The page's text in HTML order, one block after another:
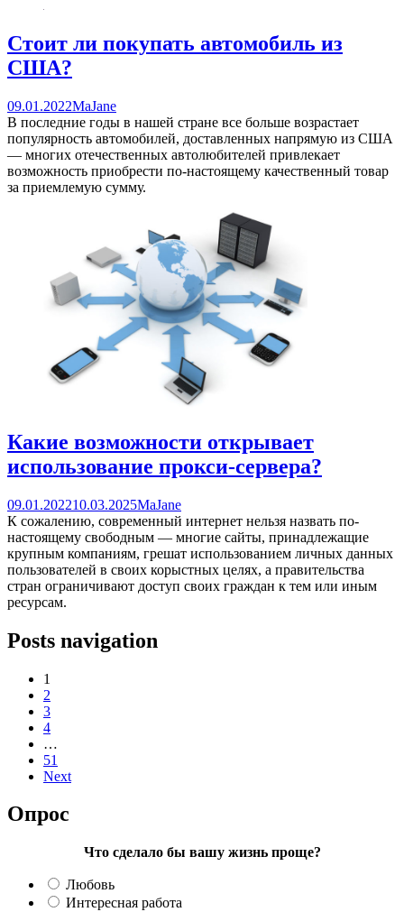
Стоит ли покупать автомобиль из
США?
09.01.2022MaJane
В последние годы в нашей стране все больше возрастает
популярность автомобилей, доставленных напрямую из США
— многих отечественных автолюбителей привлекает
возможность приобрести по-настоящему качественный товар
за приемлемую сумму.
Какие возможности открывает
использование прокси-сервера?
09.01.202210.03.2025MaJane
К сожалению, современный интернет нельзя назвать по-
настоящему свободным — многие сайты, принадлежащие
крупным компаниям, грешат использованием личных данных
пользователей в своих корыстных целях, а правительства
стран ограничивают доступ своих граждан к тем или иным
ресурсам.
Posts navigation
1
2
3
4
…
51
Next
Опрос
Что сделало бы вашу жизнь проще?
Любовь
Интересная работа